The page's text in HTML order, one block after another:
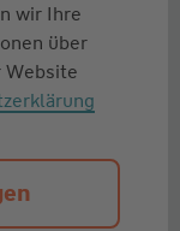
wir Ihre
über
Website